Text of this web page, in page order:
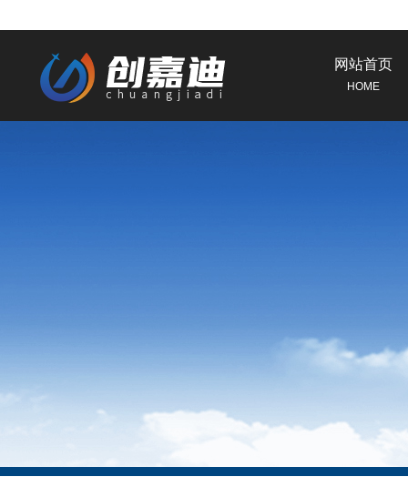
网站首页
HOME